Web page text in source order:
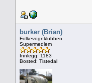
burker (Brian)
Folkevognklubben
Supermedlem
Innlegg: 1183
Bosted: Tistedal